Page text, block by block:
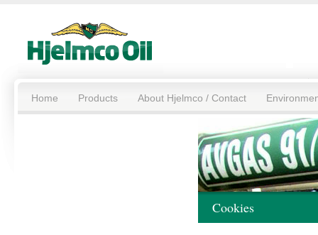
Home Products About Hjelmco / Contact
Cookies